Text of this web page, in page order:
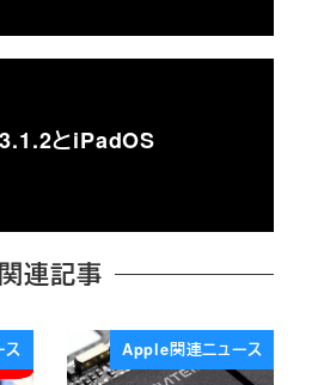
とiPadOS
関連記事
ス Apple関連ニュース